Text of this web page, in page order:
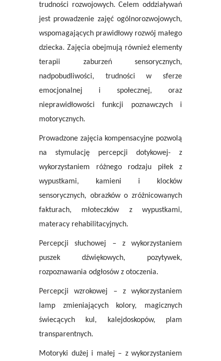
trudności rozwojowych. Celem oddziaływań
jest prowadzenie zajęć ogólnorozwojowych,
wspomagających prawidłowy rozwój małego
dziecka. Zajęcia obejmują również elementy
terapii zaburzeń sensorycznych,
nadpobudliwości, trudności w sferze
emocjonalnej i społecznej, oraz
nieprawidłowości funkcji poznawczych i
motorycznych.
Prowadzone zajęcia kompensacyjne pozwolą
na stymulację percepcji dotykowej- z
wykorzystaniem różnego rodzaju piłek z
wypustkami, kamieni i klocków
sensorycznych, obrazków o zróżnicowanych
fakturach, młoteczków z wypustkami,
materacy rehabilitacyjnych.
Percepcji słuchowej – z wykorzystaniem
puszek dźwiękowych, pozytywek,
rozpoznawania odgłosów z otoczenia.
Percepcji wzrokowej – z wykorzystaniem
lamp zmieniających kolory, magicznych
świecących kul, kalejdoskopów, plam
transparentnych.
Motoryki dużej i małej – z wykorzystaniem